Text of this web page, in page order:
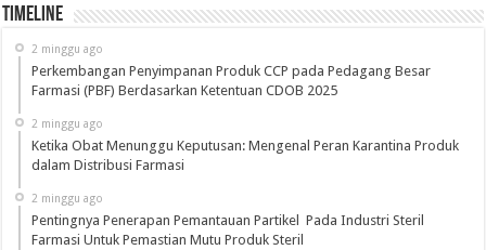
Timeline
2 minggu ago
Perkembangan Penyimpanan Produk CCP pada Pedagang Besar
Farmasi (PBF) Berdasarkan Ketentuan CDOB 2025
2 minggu ago
Ketika Obat Menunggu Keputusan: Mengenal Peran Karantina Produk
dalam Distribusi Farmasi
2 minggu ago
Pentingnya Penerapan Pemantauan Partikel Pada Industri Steril
Farmasi Untuk Pemastian Mutu Produk Steril